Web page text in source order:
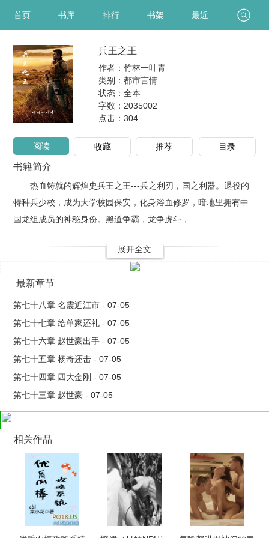
首页 书库 排行 书架 最近
兵王之王
作者：竹林一叶青
类别：都市言情
状态：全本
字数：2035002
点击： 304
阅读 收藏 推荐 目录
书籍简介
热血铸就的辉煌史兵王之王---兵之利刃，国之利器。退役的
特种兵少校，成为大学校园保安，化身浴血修罗，暗地里拥有中
国龙组成员的神秘身份。黑道争霸，龙争虎斗，...
展开全文
最新章节
第七十八章 名震近江市 - 07-05
第七十七章 给单家还礼 - 07-05
第七十六章 赵世豪出手 - 07-05
第七十五章 杨奇还击 - 07-05
第七十四章 四大金刚 - 07-05
第七十三章 赵世豪 - 07-05
相关作品